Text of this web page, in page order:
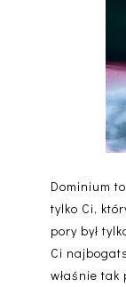
Dominium
tylko Ci,
pory był
Ci
właśnie tak